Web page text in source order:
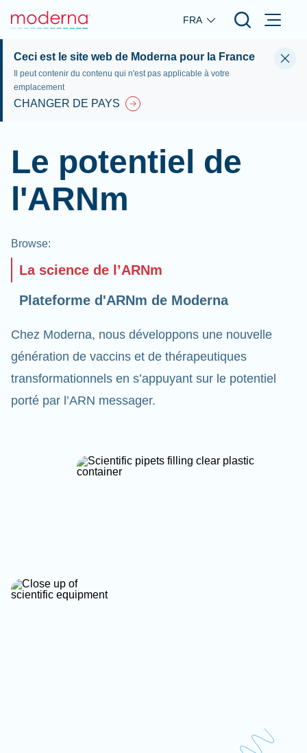
Skip to main content
FRA
Ceci est le site web de Moderna pour la France
Il peut contenir du contenu qui n'est pas applicable à votre
emplacement
CHANGER DE PAYS
Le potentiel de
l'ARNm
Browse:
La science de l’ARNm
Plateforme d'ARNm de Moderna
Chez Moderna, nous développons une nouvelle
génération de vaccins et de thérapeutiques
transformationnels en s’appuyant sur le potentiel
porté par l’ARN messager.